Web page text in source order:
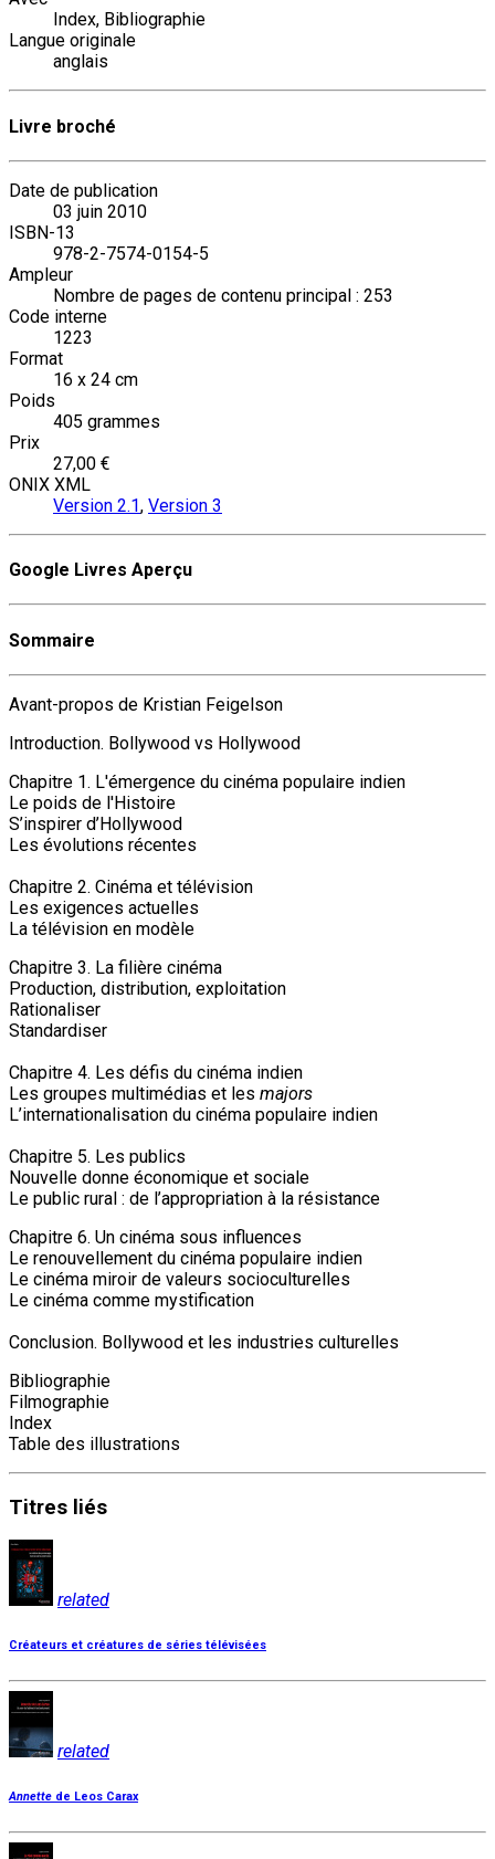
Index, Bibliographie
Langue originale
anglais
Livre broché
Date de publication
03 juin 2010
ISBN-13
978-2-7574-0154-5
Ampleur
Nombre de pages de contenu principal : 253
Code interne
1223
Format
16 x 24 cm
Poids
405 grammes
Prix
27,00 €
ONIX XML
Version 2.1, Version 3
Google Livres Aperçu
Sommaire
Avant-propos de Kristian Feigelson
Introduction. Bollywood vs Hollywood
Chapitre 1. L'émergence du cinéma populaire indien
Le poids de l'Histoire
S’inspirer d’Hollywood
Les évolutions récentes
Chapitre 2. Cinéma et télévision
Les exigences actuelles
La télévision en modèle
Chapitre 3. La filière cinéma
Production, distribution, exploitation
Rationaliser
Standardiser
Chapitre 4. Les défis du cinéma indien
Les groupes multimédias et les majors
L’internationalisation du cinéma populaire indien
Chapitre 5. Les publics
Nouvelle donne économique et sociale
Le public rural : de l’appropriation à la résistance
Chapitre 6. Un cinéma sous influences
Le renouvellement du cinéma populaire indien
Le cinéma miroir de valeurs socioculturelles
Le cinéma comme mystification
Conclusion. Bollywood et les industries culturelles
Bibliographie
Filmographie
Index
Table des illustrations
Titres liés
related
Créateurs et créatures de séries télévisées
related
Annette de Leos Carax